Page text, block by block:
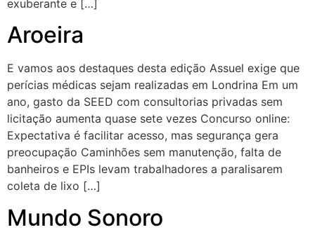
exuberante e […]
Aroeira
E vamos aos destaques desta edição Assuel exige que
perícias médicas sejam realizadas em Londrina Em um
ano, gasto da SEED com consultorias privadas sem
licitação aumenta quase sete vezes Concurso online:
Expectativa é facilitar acesso, mas segurança gera
preocupação Caminhões sem manutenção, falta de
banheiros e EPIs levam trabalhadores a paralisarem
coleta de lixo […]
Mundo Sonoro